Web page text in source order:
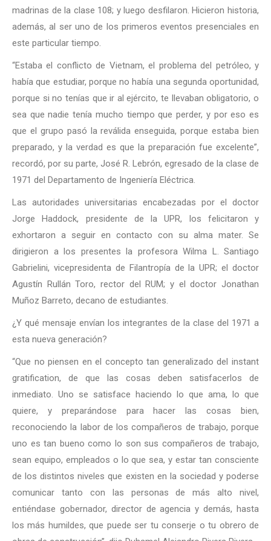
madrinas de la clase 108; y luego desfilaron. Hicieron historia,
además, al ser uno de los primeros eventos presenciales en
este particular tiempo.
“Estaba el conflicto de Vietnam, el problema del petróleo, y
había que estudiar, porque no había una segunda oportunidad,
porque si no tenías que ir al ejército, te llevaban obligatorio, o
sea que nadie tenía mucho tiempo que perder, y por eso es
que el grupo pasó la reválida enseguida, porque estaba bien
preparado, y la verdad es que la preparación fue excelente”,
recordó, por su parte, José R. Lebrón, egresado de la clase de
1971 del Departamento de Ingeniería Eléctrica.
Las autoridades universitarias encabezadas por el doctor
Jorge Haddock, presidente de la UPR, los felicitaron y
exhortaron a seguir en contacto con su alma mater. Se
dirigieron a los presentes la profesora Wilma L. Santiago
Gabrielini, vicepresidenta de Filantropía de la UPR; el doctor
Agustín Rullán Toro, rector del RUM; y el doctor Jonathan
Muñoz Barreto, decano de estudiantes.
¿Y qué mensaje envían los integrantes de la clase del 1971 a
esta nueva generación?
“Que no piensen en el concepto tan generalizado del instant
gratification, de que las cosas deben satisfacerlos de
inmediato. Uno se satisface haciendo lo que ama, lo que
quiere, y preparándose para hacer las cosas bien,
reconociendo la labor de los compañeros de trabajo, porque
uno es tan bueno como lo son sus compañeros de trabajo,
sean equipo, empleados o lo que sea, y estar tan consciente
de los distintos niveles que existen en la sociedad y poderse
comunicar tanto con las personas de más alto nivel,
entiéndase gobernador, director de agencia y demás, hasta
los más humildes, que puede ser tu conserje o tu obrero de